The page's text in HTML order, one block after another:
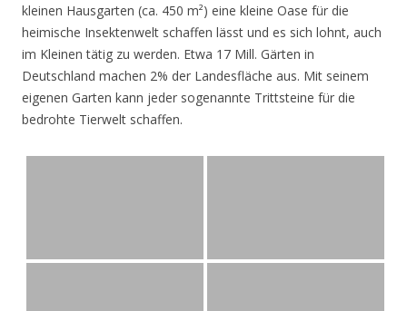
kleinen Hausgarten (ca. 450 m²) eine kleine Oase für die
heimische Insektenwelt schaffen lässt und es sich lohnt, auch
im Kleinen tätig zu werden. Etwa 17 Mill. Gärten in
Deutschland machen 2% der Landesfläche aus. Mit seinem
eigenen Garten kann jeder sogenannte Trittsteine für die
bedrohte Tierwelt schaffen.